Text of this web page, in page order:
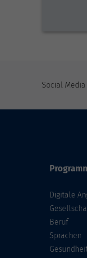
Social Media
Digitale
Beruf
Sprachen